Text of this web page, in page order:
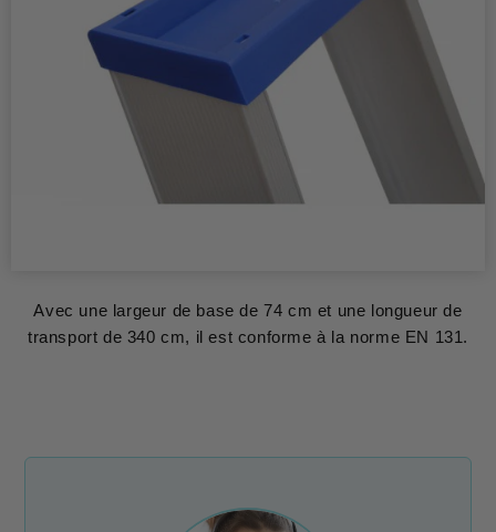
Avec une largeur de base de 74 cm et une longueur de
transport de 340 cm, il est conforme à la norme EN 131.